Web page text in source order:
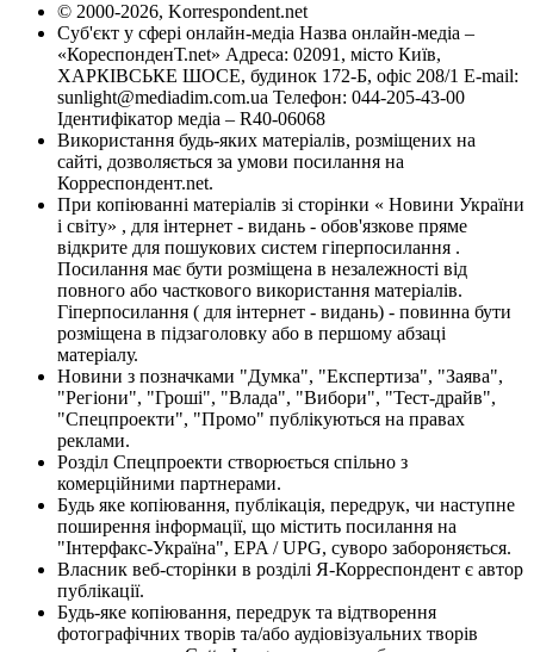
© 2000-2026, Korrespondent.net
Суб'єкт у сфері онлайн-медіа Назва онлайн-медіа –
«КореспонденТ.net» Адреса: 02091, місто Київ,
ХАРКІВСЬКЕ ШОСЕ, будинок 172-Б, офіс 208/1 E-mail:
sunlight@mediadim.com.ua Телефон: 044-205-43-00
Ідентифікатор медіа – R40-06068
Використання будь-яких матеріалів, розміщених на
сайті, дозволяється за умови посилання на
Корреспондент.net.
При копіюванні матеріалів зі сторінки « Новини України
і світу» , для інтернет - видань - обов'язкове пряме
відкрите для пошукових систем гіперпосилання .
Посилання має бути розміщена в незалежності від
повного або часткового використання матеріалів.
Гіперпосилання ( для інтернет - видань) - повинна бути
розміщена в підзаголовку або в першому абзаці
матеріалу.
Новини з позначками "Думка", "Експертиза", "Заява",
"Регіони", "Гроші", "Влада", "Вибори", "Тест-драйв",
"Спецпроекти", "Промо" публікуються на правах
реклами.
Розділ Спецпроекти створюється спільно з
комерційними партнерами.
Будь яке копіювання, публікація, передрук, чи наступне
поширення інформації, що містить посилання на
"Інтерфакс-Україна", EPA / UPG, суворо забороняється.
Власник веб-сторінки в розділі Я-Корреспондент є автор
публікації.
Будь-яке копіювання, передрук та відтворення
фотографічних творів та/або аудіовізуальних творів